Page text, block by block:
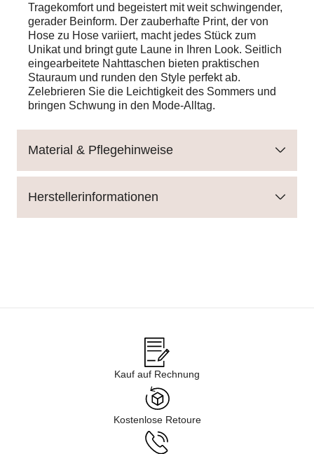
Tragekomfort und begeistert mit weit schwingender,
gerader Beinform. Der zauberhafte Print, der von
Hose zu Hose variiert, macht jedes Stück zum
Unikat und bringt gute Laune in Ihren Look. Seitlich
eingearbeitete Nahttaschen bieten praktischen
Stauraum und runden den Style perfekt ab.
Zelebrieren Sie die Leichtigkeit des Sommers und
bringen Schwung in den Mode-Alltag.
Material & Pflegehinweise
Herstellerinformationen
Kauf auf Rechnung
Kostenlose Retoure